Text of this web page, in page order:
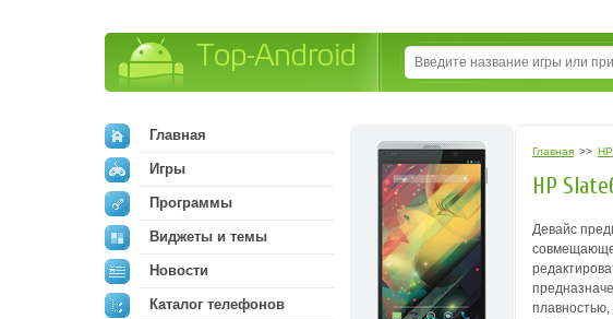
Главная >> HP
HP
Девайс
плавностью,
Главная
Игры
Программы
Виджеты и темы
Новости
Каталог телефонов